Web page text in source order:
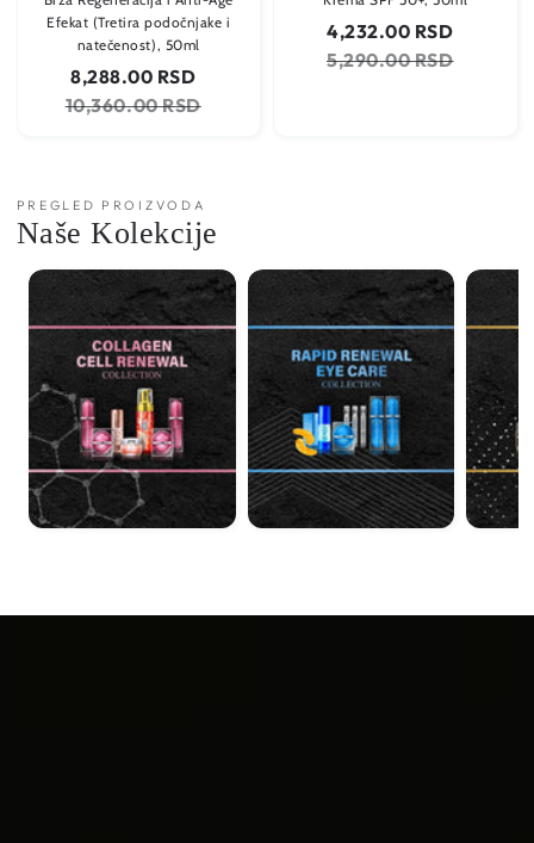
Efekat (Tretira podočnjake i
natečenost), 50ml
Cena
na
sniženju
8,288.00 RSD
10,360.00 RSD
Cena
na
sniženju
4,232.00 RSD
5,290.00 RSD
PREGLED PROIZVODA
Naše Kolekcije